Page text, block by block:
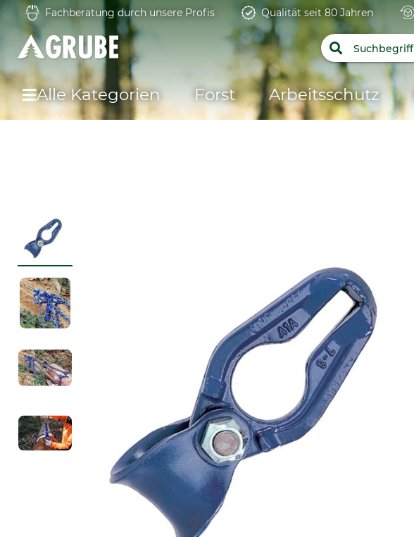
Fachberatung durch unsere Profis Qualität seit 80 Jahren
Alle Kategorien Forst Arbeitsschutz